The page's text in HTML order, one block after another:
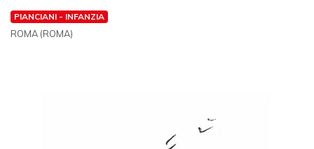
PIANCIANI - INFANZIA
ROMA (ROMA)